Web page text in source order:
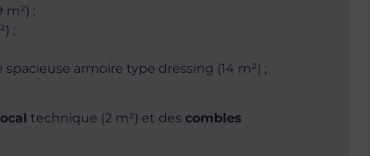
m²) ;
;
armoire type dressing (14 m²) ;
technique (2 m²) et des combles